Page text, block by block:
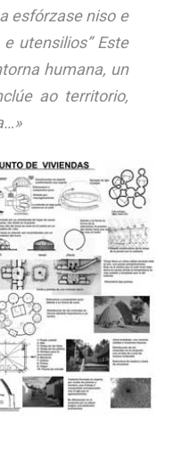
esfórzase niso e
utensilios” Este
humana, un
ao territorio,